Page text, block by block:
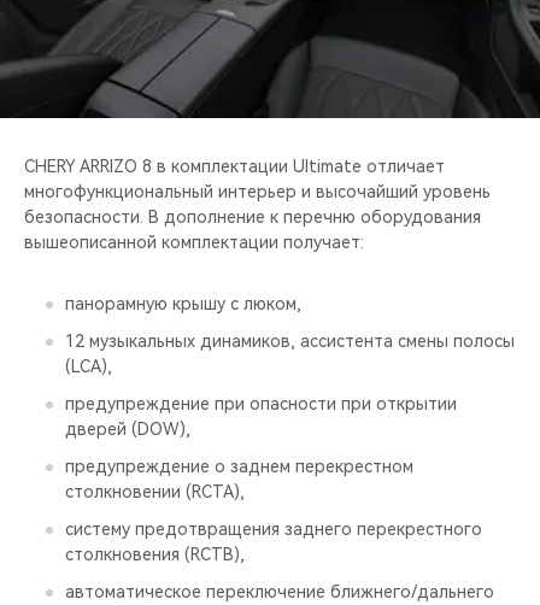
CHERY ARRIZO 8 в комплектации Ultimate отличает
многофункциональный интерьер и высочайший уровень
безопасности. В дополнение к перечню оборудования
вышеописанной комплектации получает:
панорамную крышу с люком,
12 музыкальных динамиков, ассистента смены полосы
(LCA),
предупреждение при опасности при открытии
дверей (DOW),
предупреждение о заднем перекрестном
столкновении (RCTA),
систему предотвращения заднего перекрестного
столкновения (RCTB),
автоматическое переключение ближнего/дальнего